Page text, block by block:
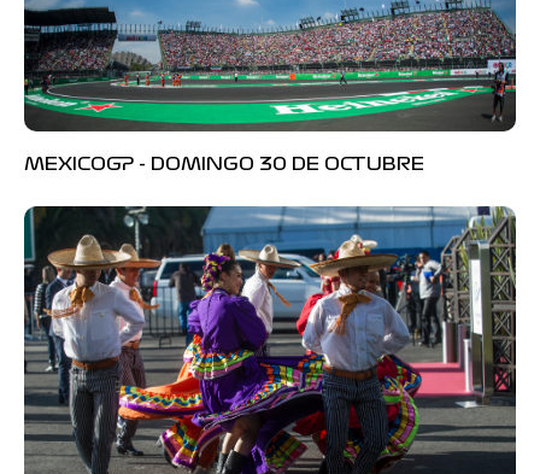
MEXICOGP - DOMINGO 30 DE OCTUBRE